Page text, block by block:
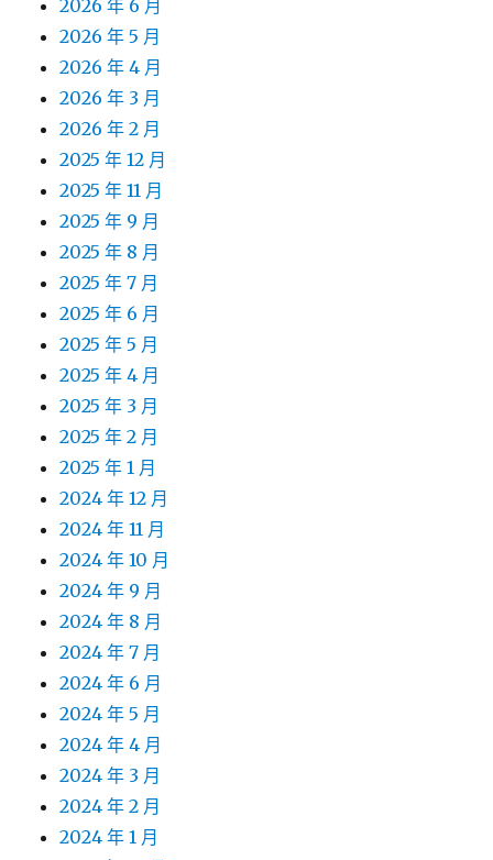
2026 年 6 月
2026 年 5 月
2026 年 4 月
2026 年 3 月
2026 年 2 月
2025 年 12 月
2025 年 11 月
2025 年 9 月
2025 年 8 月
2025 年 7 月
2025 年 6 月
2025 年 5 月
2025 年 4 月
2025 年 3 月
2025 年 2 月
2025 年 1 月
2024 年 12 月
2024 年 11 月
2024 年 10 月
2024 年 9 月
2024 年 8 月
2024 年 7 月
2024 年 6 月
2024 年 5 月
2024 年 4 月
2024 年 3 月
2024 年 2 月
2024 年 1 月